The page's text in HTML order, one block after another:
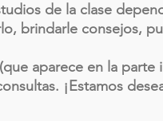
de la clase
brindarle consejos,
aparece en la parte
¡Estamos